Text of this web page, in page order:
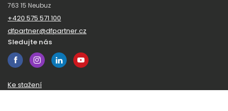
763 15 Neubuz
+420 575 571 100
dfpartner@dfpartner.cz
Sledujte nás
Ke stažení